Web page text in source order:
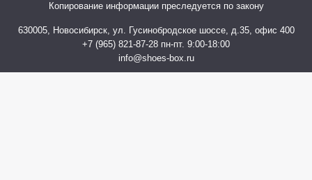
Копирование информации преследуется по закону
630005, Новосибирск, ул. Гусинобродское шоссе, д.35, офис 400
+7 (965) 821-87-28 пн-пт. 9:00-18:00
info@shoes-box.ru